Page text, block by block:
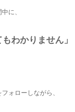
に、
わかりません」
ォローしながら、